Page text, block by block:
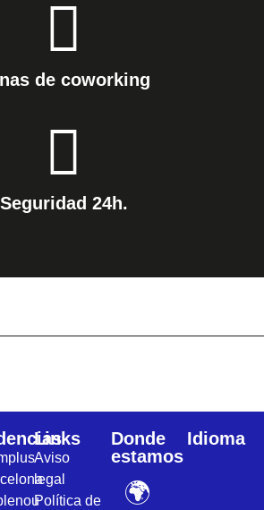
de coworking
Seguridad 24h.
Links
Aviso
legal
Política de
Donde
estamos
🌍
Idioma